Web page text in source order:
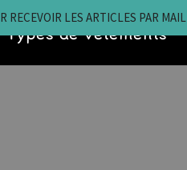
Types de vêtements
RECEVOIR LES ARTICLES PAR MAIL